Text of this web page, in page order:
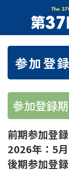
参加登録
参加登録
前期参加登録
2026年：5
後期参加登録